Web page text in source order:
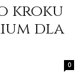
kroku
dla
0